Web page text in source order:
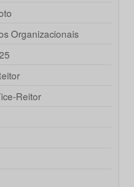
Organizacionais
Reitor